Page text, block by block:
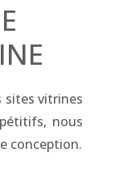
sites vitrines
nous
conception.